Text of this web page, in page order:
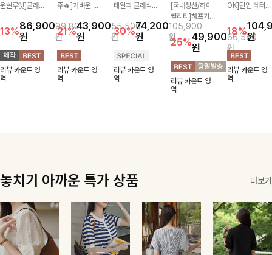
운실루엣]클래
하게 걸치기 좋
은 반팔 자켓-자
주 입게 될 깔끔
한 핏은 물론, 쾌
적함도 챙겨드려
요 :)
13%86,900
원
99,800
원
리뷰 카운트 영
역
주🔥]가벼운 소
기만 해도 캐주
얼한 무드를 만
들어주며 반팔
디자인으로 더운
날에도 편안하게
착용 가능한 반
21%43,900
원
55,500
원
리뷰 카운트 영
역
테일과 클래식한
인으로 세련된
무드를 완성한
볍게 걸쳐주기만
해도 멋스럽게
스타일링돼요
30%74,200
원
105,900
원
리뷰 카운트 영
역
[국내생산/하이
퀄리티]하프기
장의 부담스럽지
않은 기장으로
클래식이 주는
멋!스탠다드한
핏이 멋스러운,
쾌적하면서 세련
된 무드의 썸머
25%49,900
원
66,500
원
리뷰 카운트 영
역
OK]턴업 레터링
있게 완성된 썸
머 자켓, 더블버
튼 디자인으로
깔끔하고 세련된
무드가 느껴져요
🩶 가볍고 시원
18%원
리뷰 카운트 영
역
놓치기 아까운 특가 상품 더보기